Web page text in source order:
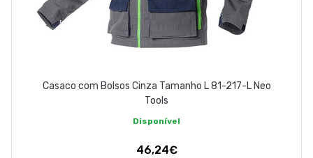
Casaco com Bolsos Cinza Tamanho L 81-217-L Neo
Tools
Disponível
46,24€